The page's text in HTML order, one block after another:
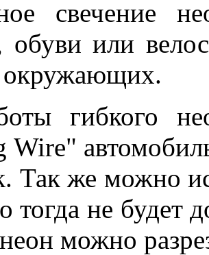
свечение
или
окружающих.
гибкого
Wire"
Так же можно
тогда не будет
можно